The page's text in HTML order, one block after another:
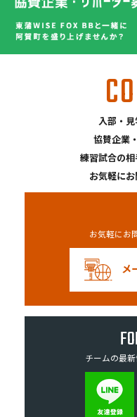
入部・見
協賛企業
練習試合の
お気軽に
お気軽にお
メ
チームの最